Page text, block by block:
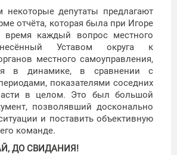
некоторые депутаты предлагают
отчёта, которая была при Игоре
каждый вопрос местного
Уставом округа к
местного самоуправления,
в динамике, в сравнении с
показателями соседних
в целом. Это был большой
позволявший досконально
и поставить объективную
команде.
ДО СВИДАНИЯ!